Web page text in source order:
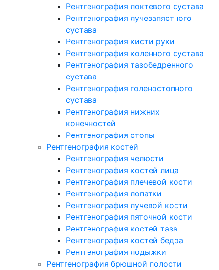
Рентгенография локтевого сустава
Рентгенография лучезапястного
сустава
Рентгенография кисти руки
Рентгенография коленного сустава
Рентгенография тазобедренного
сустава
Рентгенография голеностопного
сустава
Рентгенография нижних
конечностей
Рентгенография стопы
Рентгенография костей
Рентгенография челюсти
Рентгенография костей лица
Рентгенография плечевой кости
Рентгенография лопатки
Рентгенография лучевой кости
Рентгенография пяточной кости
Рентгенография костей таза
Рентгенография костей бедра
Рентгенография лодыжки
Рентгенография брюшной полости